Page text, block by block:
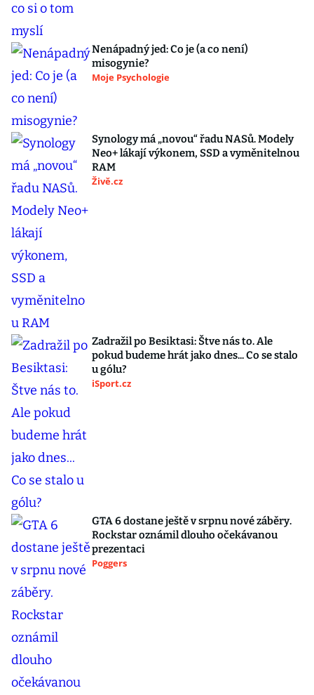
Nenápadný jed: Co je (a co není)
misogynie?
Moje Psychologie
Synology má „novou“ řadu NASů. Modely
Neo+ lákají výkonem, SSD a vyměnitelnou
RAM
Živě.cz
Zadražil po Besiktasi: Štve nás to. Ale
pokud budeme hrát jako dnes... Co se stalo
u gólu?
iSport.cz
GTA 6 dostane ještě v srpnu nové záběry.
Rockstar oznámil dlouho očekávanou
prezentaci
Poggers